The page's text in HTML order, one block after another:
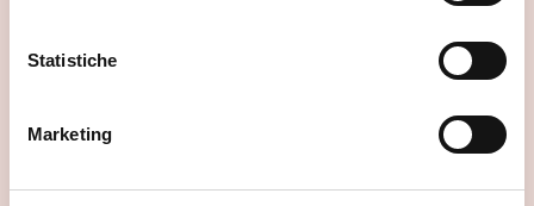
Statistiche
Marketing